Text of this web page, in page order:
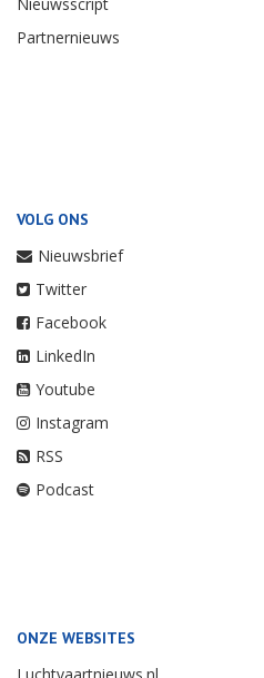
Partnernieuws
VOLG ONS
Nieuwsbrief
Twitter
Facebook
LinkedIn
Youtube
Instagram
RSS
Podcast
ONZE WEBSITES